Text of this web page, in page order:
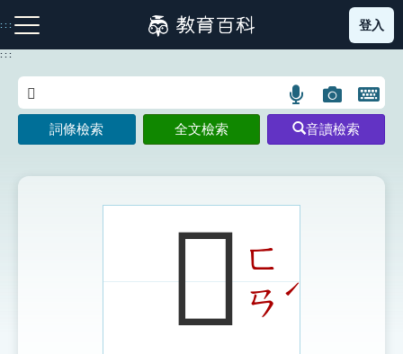
到
主
:::
注音索引圖示 筆畫索引圖示 部首索引表圖示
登入
:::
語
言
搜
示
圖
片
搜
開
鍵
圖
詞條檢索 全文檢索 音讀檢索
𩀷ㄈ
ㄢˊ